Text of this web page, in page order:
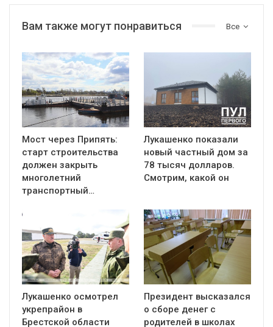
Все
Вам также могут понравиться
Мост через Припять:
старт строительства
должен закрыть
многолетний
транспортный…
Лукашенко показали
новый частный дом за
78 тысяч долларов.
Смотрим, какой он
Лукашенко осмотрел
укрепрайон в
Брестской области
Президент высказался
о сборе денег с
родителей в школах